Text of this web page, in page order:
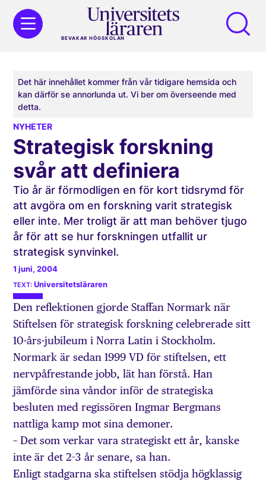
BEVAKAR HÖGSKOLAN
Det här innehållet kommer från vår tidigare hemsida och
kan därför se annorlunda ut. Vi ber om överseende med
detta.
NYHETER
Strategisk forskning
svår att definiera
Tio år är förmodligen en för kort tidsrymd för
att avgöra om en forskning varit strategisk
eller inte. Mer troligt är att man behöver tjugo
år för att se hur forskningen utfallit ur
strategisk synvinkel.
1 juni, 2004
Universitetsläraren
Den reflektionen gjorde Staffan Normark när
Stiftelsen för strategisk forskning celebrerade sitt
10-års-jubileum i Norra Latin i Stockholm.
Normark är sedan 1999 VD för stiftelsen, ett
nervpåfrestande jobb, lät han förstå. Han
jämförde sina våndor inför de strategiska
besluten med regissören Ingmar Bergmans
nattliga kamp mot sina demoner.
– Det som verkar vara strategiskt ett år, kanske
inte är det 2–3 år senare, sa han.
Enligt stadgarna ska stiftelsen stödja högklassig